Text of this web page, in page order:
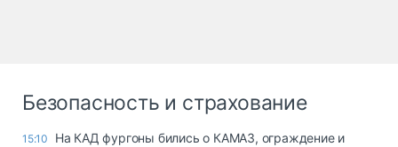
Безопасность и страхование
15:10
На КАД фургоны бились о КАМАЗ, ограждение и